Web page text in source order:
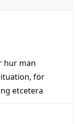
hur man
, för
etcetera